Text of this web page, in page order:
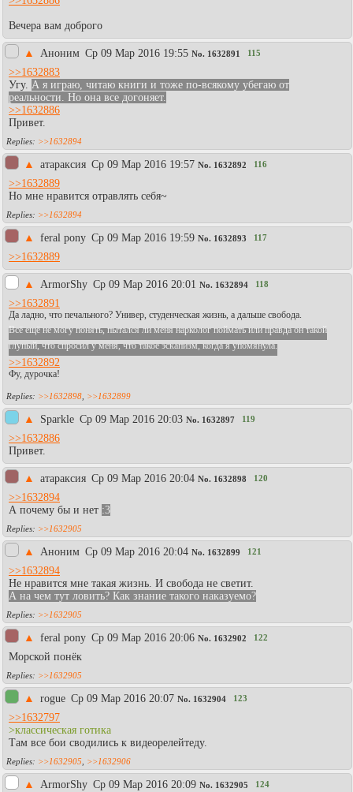
Вечера вам доброго
▲ Аноним Ср 09 Мар 2016 19:55 No. 1632891 115
>>1632883
Угу. А я играю, читаю книги и тоже по-всякому убегаю от
реальности. Но она все догоняет.
>>1632886
Привет.
>>1632894
▲ атараксия Ср 09 Мар 2016 19:57 No. 1632892 116
>>1632889
Но мне нравится отравлять себя~
>>1632894
▲ feral pony Ср 09 Мар 2016 19:59 No. 1632893 117
>>1632889
▲ АrmоrShy Ср 09 Мар 2016 20:01 No. 1632894 118
>>1632891
Да ладно, что печального? Универ, студенческая жизнь, а дальше свобода.
Всё ещё не могу понять, пытался ли меня нарколог поймать или правда он такой
глупый, что спросил у меня, что такое эскапизм, когда я упомянула.
>>1632892
Фу, дурочка!
>>1632898, >>1632899
▲ Sparkle Ср 09 Мар 2016 20:03 No. 1632897 119
>>1632886
Привет.
▲ атараксия Ср 09 Мар 2016 20:04 No. 1632898 120
>>1632894
А почему бы и нет :3
>>1632905
▲ Аноним Ср 09 Мар 2016 20:04 No. 1632899 121
>>1632894
Не нравится мне такая жизнь. И свобода не светит.
А на чем тут ловить? Как знание такого наказуемо?
>>1632905
▲ feral pony Ср 09 Мар 2016 20:06 No. 1632902 122
Морской понёк
>>1632905
▲ rogue Ср 09 Мар 2016 20:07 No. 1632904 123
>>1632797
>классическая готика
Там все бои сводились к видеорелейтеду.
>>1632905 >>1632906
▲ АrmоrShy Ср 09 Мар 2016 20:09 No. 1632905 124